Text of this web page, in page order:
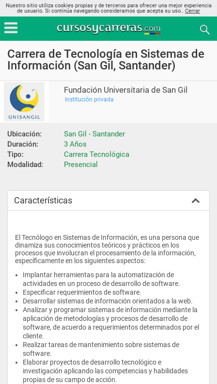
Nuestro sitio utiliza cookies propias y de terceros para ofrecer una mejor experiencia
de usuario. Si continúa navegando consideramos que acepta su uso.. Cerrar
Carrera de Tecnología en Sistemas de
Información (San Gil, Santander)
Fundación Universitaria de San Gil
Institución privada
Ubicación:
San Gil - Santander
Duración:
3 Años
Tipo:
Carrera Tecnológica
Modalidad:
Presencial
Características
El Tecnólogo en Sistemas de Información, es una persona que
dinamiza sus conocimientos teóricos y prácticos en los
procesos que involucran el procesamiento de la información,
específicamente en los siguientes aspectos:
Implantar herramientas para la automatización de
actividades en un proceso de desarrollo de software.
Especificar requerimientos de software.
Desarrollar sistemas de información orientados a la web.
Analizar y programar sistemas de información mediante la
aplicación de metodologías y procesos de desarrollo de
software, de acuerdo a requerimientos determinados por el
cliente.
Realizar tareas de mantenimiento sobre sistemas de
software.
Elaborar proyectos de desarrollo tecnológico e
investigación aplicando las competencias y habilidades
propias de su campo de acción.